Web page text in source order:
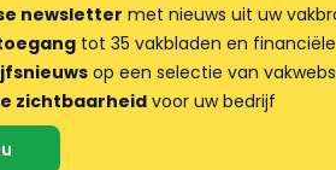
newsletter met nieuws uit uw
tot 35 vakbladen en
op een selectie van
zichtbaarheidvoor uw bedrijf